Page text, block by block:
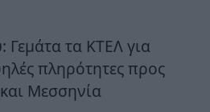
τα ΚΤΕΛ για
πληρότητες προς
Μεσσηνία